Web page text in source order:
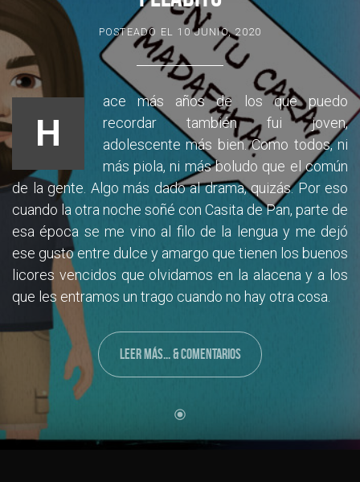
POSTEADO EL 10 JUNIO, 2020
H
ace más años de los que puedo
recordar también fui joven,
adolescente más bien. Como todos, ni
más piola, ni más boludo que el común
de la gente. Algo más dado al drama, quizás. Por eso
cuando la otra noche soñé con Casita de Pan, parte de
esa época se me vino al filo de la lengua y me dejó
ese gusto entre dulce y amargo que tienen los buenos
licores vencidos que olvidamos en la alacena y a los
que les entramos un trago cuando no hay otra cosa.
LEER MÁS... & COMENTARIOS